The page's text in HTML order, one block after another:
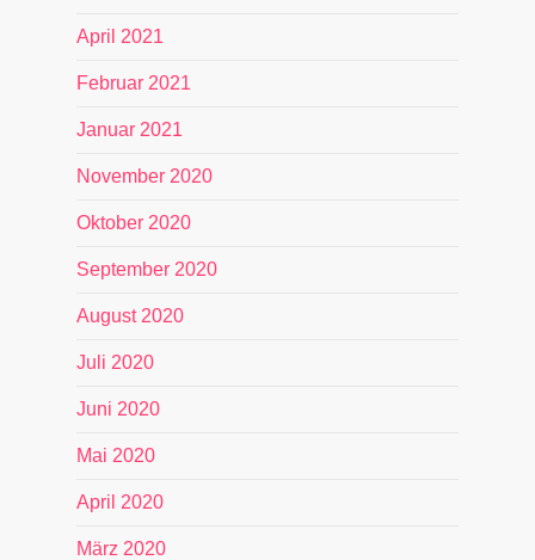
April 2021
Februar 2021
Januar 2021
November 2020
Oktober 2020
September 2020
August 2020
Juli 2020
Juni 2020
Mai 2020
April 2020
März 2020